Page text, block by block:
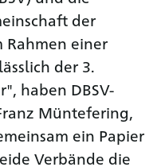
der
Rahmen einer
der 3.
haben DBSV-
Müntefering,
ein Papier
Verbände die